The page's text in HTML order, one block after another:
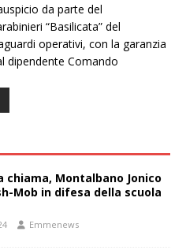
da parte del
“Basilicata” del
operativi, con la garanzia
dipendente Comando
chiama, Montalbano Jonico
Mob in difesa della scuola
Emmenews